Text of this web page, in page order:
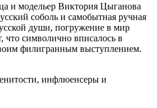
и модельер Виктория Цыганова
соболь и самобытная ручная
души, погружение в мир
что символично вписалось в
филигранным выступлением.
инфлюенсеры и